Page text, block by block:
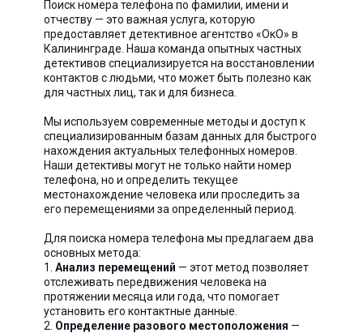
Поиск номера телефона по фамилии, имени и
отчеству — это важная услуга, которую
предоставляет детективное агентство «ОкО» в
Калининграде. Наша команда опытных частных
детективов специализируется на восстановлении
контактов с людьми, что может быть полезно как
для частных лиц, так и для бизнеса.
Мы используем современные методы и доступ к
специализированным базам данных для быстрого
нахождения актуальных телефонных номеров.
Наши детективы могут не только найти номер
телефона, но и определить текущее
местонахождение человека или проследить за
его перемещениями за определенный период.
Для поиска номера телефона мы предлагаем два
основных метода:
1. Анализ перемещений — этот метод позволяет
отслеживать передвижения человека на
протяжении месяца или года, что помогает
установить его контактные данные.
2. Определение разового местоположения —